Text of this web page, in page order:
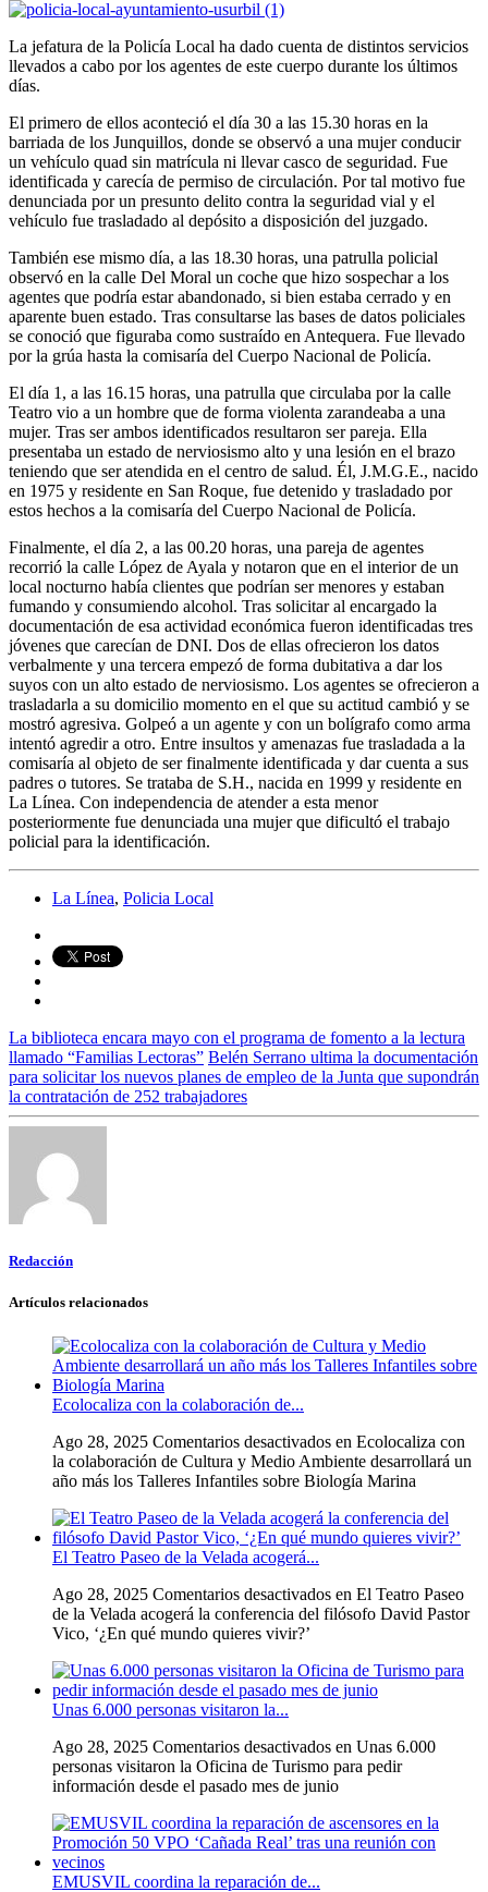
La jefatura de la Policía Local ha dado cuenta de distintos servicios
llevados a cabo por los agentes de este cuerpo durante los últimos
días.
El primero de ellos aconteció el día 30 a las 15.30 horas en la
barriada de los Junquillos, donde se observó a una mujer conducir
un vehículo quad sin matrícula ni llevar casco de seguridad. Fue
identificada y carecía de permiso de circulación. Por tal motivo fue
denunciada por un presunto delito contra la seguridad vial y el
vehículo fue trasladado al depósito a disposición del juzgado.
También ese mismo día, a las 18.30 horas, una patrulla policial
observó en la calle Del Moral un coche que hizo sospechar a los
agentes que podría estar abandonado, si bien estaba cerrado y en
aparente buen estado. Tras consultarse las bases de datos policiales
se conoció que figuraba como sustraído en Antequera. Fue llevado
por la grúa hasta la comisaría del Cuerpo Nacional de Policía.
El día 1, a las 16.15 horas, una patrulla que circulaba por la calle
Teatro vio a un hombre que de forma violenta zarandeaba a una
mujer. Tras ser ambos identificados resultaron ser pareja. Ella
presentaba un estado de nerviosismo alto y una lesión en el brazo
teniendo que ser atendida en el centro de salud. Él, J.M.G.E., nacido
en 1975 y residente en San Roque, fue detenido y trasladado por
estos hechos a la comisaría del Cuerpo Nacional de Policía.
Finalmente, el día 2, a las 00.20 horas, una pareja de agentes
recorrió la calle López de Ayala y notaron que en el interior de un
local nocturno había clientes que podrían ser menores y estaban
fumando y consumiendo alcohol. Tras solicitar al encargado la
documentación de esa actividad económica fueron identificadas tres
jóvenes que carecían de DNI. Dos de ellas ofrecieron los datos
verbalmente y una tercera empezó de forma dubitativa a dar los
suyos con un alto estado de nerviosismo. Los agentes se ofrecieron a
trasladarla a su domicilio momento en el que su actitud cambió y se
mostró agresiva. Golpeó a un agente y con un bolígrafo como arma
intentó agredir a otro. Entre insultos y amenazas fue trasladada a la
comisaría al objeto de ser finalmente identificada y dar cuenta a sus
padres o tutores. Se trataba de S.H., nacida en 1999 y residente en
La Línea. Con independencia de atender a esta menor
posteriormente fue denunciada una mujer que dificultó el trabajo
policial para la identificación.
La Línea, Policia Local
La biblioteca encara mayo con el programa de fomento a la lectura
llamado “Familias Lectoras” Belén Serrano ultima la documentación
para solicitar los nuevos planes de empleo de la Junta que supondrán
la contratación de 252 trabajadores
Redacción
Artículos relacionados
Ecolocaliza con la colaboración de...
Ago 28, 2025 Comentarios desactivados en Ecolocaliza con
la colaboración de Cultura y Medio Ambiente desarrollará un
año más los Talleres Infantiles sobre Biología Marina
El Teatro Paseo de la Velada acogerá...
Ago 28, 2025 Comentarios desactivados en El Teatro Paseo
de la Velada acogerá la conferencia del filósofo David Pastor
Vico, ‘¿En qué mundo quieres vivir?’
Unas 6.000 personas visitaron la...
Ago 28, 2025 Comentarios desactivados en Unas 6.000
personas visitaron la Oficina de Turismo para pedir
información desde el pasado mes de junio
EMUSVIL coordina la reparación de...